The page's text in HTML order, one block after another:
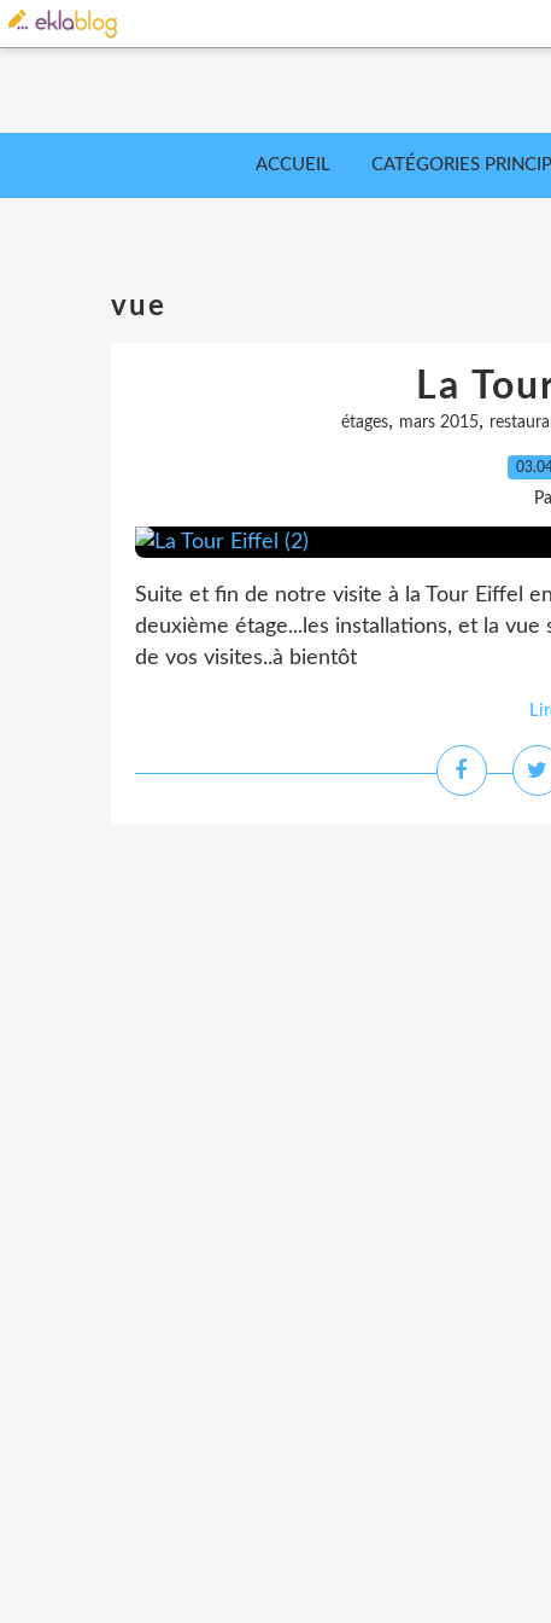
ACCUEIL CATÉGORIES
vue
La
étages, mars 2015,
Suite et fin de notre visite à la Tour Eiffel
deuxième étage...les installations, et la vue
de vos visites..à bientôt